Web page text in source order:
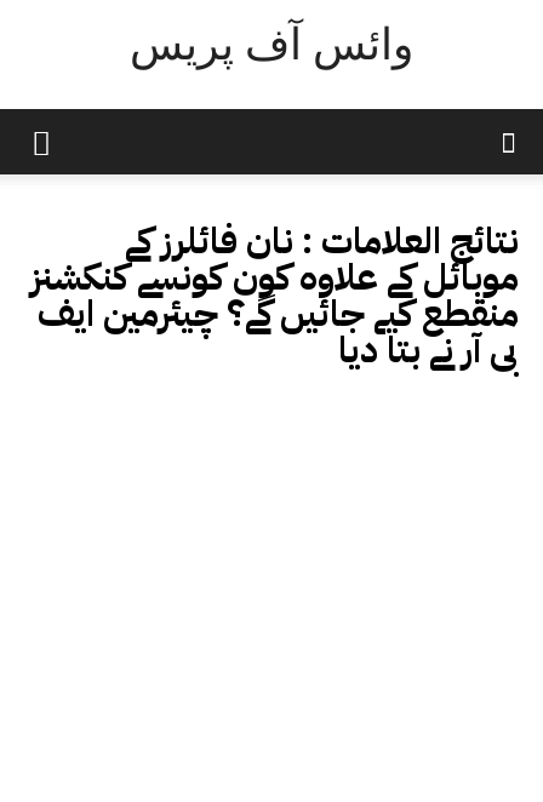
وائس آف پریس
نتائج العلامات : نان فائلرز کے
موبائل کے علاوہ کون کونسے کنکشنز
منقطع کیے جائیں گے؟ چیئرمین ایف
بی آر نے بتا دیا